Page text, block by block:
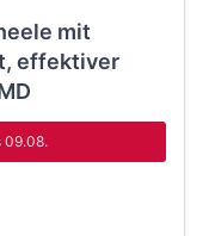
mit
effektiver
09.08.